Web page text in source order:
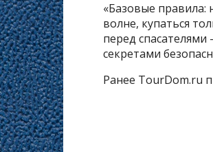
«Базовые правила:
волне, купаться
перед
секретами
Ранее TourDom.ru